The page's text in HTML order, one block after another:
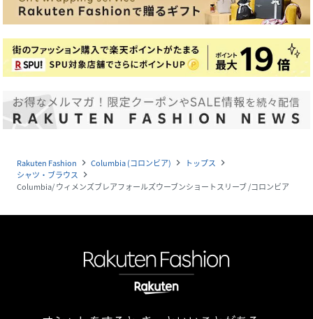
Rakuten Fashion navigate_next Columbia (コロンビア) navigate_next トップス navigate_next
シャツ・ブラウス navigate_next
Columbia/ ウィメンズブレアフォールズウーブンショートスリーブ /コロンビア